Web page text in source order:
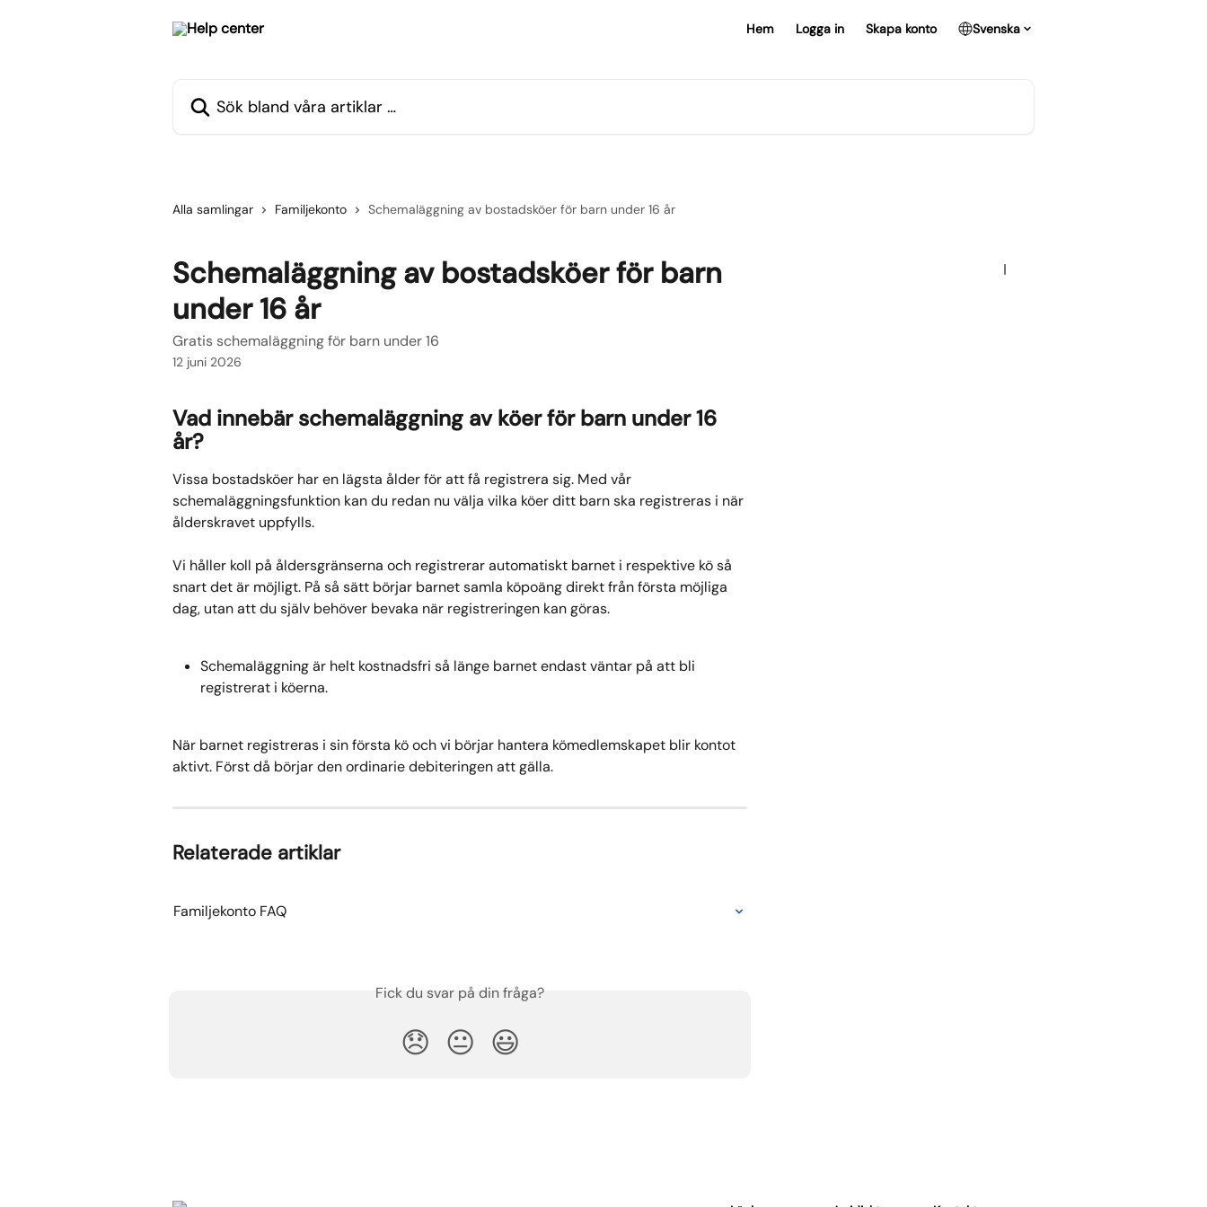
Hem Logga in Skapa konto Svenska
Alla samlingar Familjekonto Schemaläggning av bostadsköer för barn under 16 år
Schemaläggning av bostadsköer för barn
under 16 år
Gratis schemaläggning för barn under 16
12 juni 2026
Vad innebär schemaläggning av köer för barn under 16
år?
Vissa bostadsköer har en lägsta ålder för att få registrera sig. Med vår
schemaläggningsfunktion kan du redan nu välja vilka köer ditt barn ska registreras i när
ålderskravet uppfylls.
Vi håller koll på åldersgränserna och registrerar automatiskt barnet i respektive kö så
snart det är möjligt. På så sätt börjar barnet samla köpoäng direkt från första möjliga
dag, utan att du själv behöver bevaka när registreringen kan göras.
Schemaläggning är helt kostnadsfri så länge barnet endast väntar på att bli
registrerat i köerna.
När barnet registreras i sin första kö och vi börjar hantera kömedlemskapet blir kontot
aktivt. Först då börjar den ordinarie debiteringen att gälla.
Relaterade artiklar
Familjekonto FAQ
Fick du svar på din fråga?
😞 😐 😃